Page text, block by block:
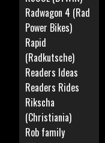
Radwagon 4 (Rad
Power Bikes)
Rapid
(Radkutsche)
Readers Ideas
Readers Rides
Rikscha
(Christiania)
Rob family